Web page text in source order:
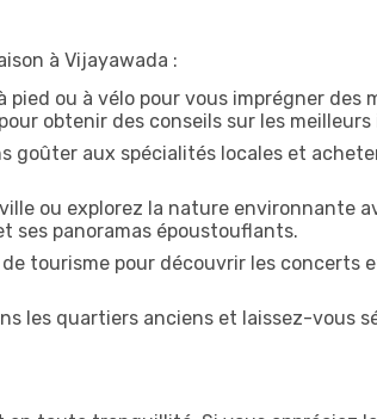
à Vijayawada :
ou à vélo pour vous imprégner des
obtenir des conseils sur les
goûter aux spécialités locales et
ou explorez la nature environnante
ses panoramas époustouflants.
tourisme pour découvrir les concerts
les quartiers anciens et laissez-vous